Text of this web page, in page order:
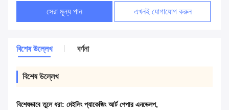
সেরা মূল্য পান এখনই যোগাযোগ করুন
বিশেষ উল্লেখ বর্ণনা
বিশেষ উল্লেখ
বিশেষভাবে তুলে ধরা: মেইলিং প্যাকেজিং আর্ট পেপার এনভেলপ,